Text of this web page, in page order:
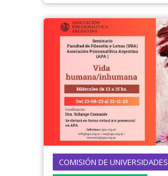
COMISIÓN DE UNIVERSIDADES